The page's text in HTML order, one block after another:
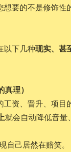
想要的不是修饰性
以下几种现实、甚
理）
工资、晋升、项
就会自动降低音量
自己居然在赔笑。